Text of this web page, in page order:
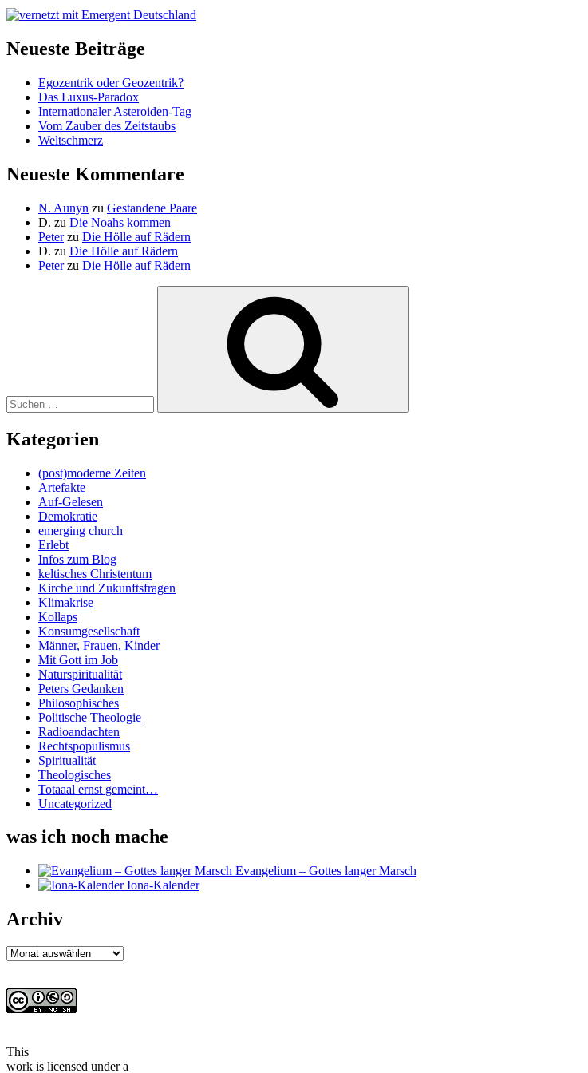
Neueste Beiträge
Egozentrik oder Geozentrik?
Das Luxus-Paradox
Internationaler Asteroiden-Tag
Vom Zauber des Zeitstaubs
Weltschmerz
Neueste Kommentare
N. Aunyn zu Gestandene Paare
D. zu Die Noahs kommen
Peterzu Die Hölle auf Rädern
D. zu Die Hölle auf Rädern
Peterzu Die Hölle auf Rädern
Kategorien
(post)moderne Zeiten
Artefakte
Auf-Gelesen
Demokratie
emerging church
Erlebt
Infos zum Blog
keltisches Christentum
Kirche und Zukunftsfragen
Klimakrise
Kollaps
Konsumgesellschaft
Männer, Frauen, Kinder
Mit Gott im Job
Naturspiritualität
Peters Gedanken
Philosophisches
Politische Theologie
Radioandachten
Rechtspopulismus
Spiritualität
Theologisches
Totaaal ernst gemeint…
Uncategorized
was ich noch mache
Evangelium – Gottes langer Marsch
Iona-Kalender
Archiv
Archiv
This
work is licensed under a